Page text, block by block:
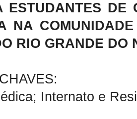
ESTUDANTES DE
NA
RIO GRANDE DO
Internato e